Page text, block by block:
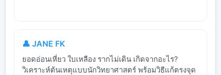
👤 JANE FK
ยอดอ่อนเหี่ยว ใบเหลือง รากไม่เดิน เกิดจากอะไร?
วิเคราะห์ต้นเหตุแบบนักวิทยาศาสตร์ พร้อมวิธีแก้ตรงจุด